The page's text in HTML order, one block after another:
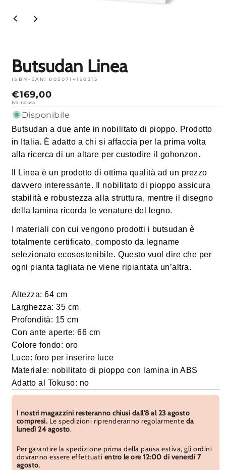
media
Butsudan Linea
ISBN-EAN: 8050714190315
Prezzo
normale
€169,00
Iva Inclusa
Disponibile
Butsudan a due ante in nobilitato di pioppo. Prodotto
in Italia. È adatto a chi si affaccia per la prima volta
alla ricerca di un altare per custodire il gohonzon.
Il Linea è un prodotto di ottima qualità ad un prezzo
davvero interessante. Il nobilitato di pioppo assicura
stabilità e robustezza alla struttura, mentre il disegno
della lamina ricorda le venature del legno.
I materiali con cui vengono prodotti i butsudan è
totalmente certificato, composto da legname
selezionato ecosostenibile. Questo vuol dire che per
ogni pianta tagliata ne viene ripiantata un’altra.
Altezza: 64 cm
Larghezza: 35 cm
Profondità: 15 cm
Con ante aperte: 66 cm
Colore fondo: oro
Luce: foro per inserire luce
Materiale: nobilitato di pioppo con lamina in ABS
Adatto al Tokuso: no
I nostri magazzini resteranno chiusi dall'8 al 23 agosto
compresi. Le spedizioni riprenderanno regolarmente da
lunedì 24 agosto.
Per garantire la spedizione prima della pausa estiva, gli ordini
dovranno essere effettuati entro le ore 12:00 di venerdì 7
agosto.